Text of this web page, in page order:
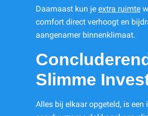
Daarnaast kun je extra ruimte
comfort direct verhoogt en
aangenamer binnenklimaat.
Slimme
Alles bij elkaar opgeteld, is een